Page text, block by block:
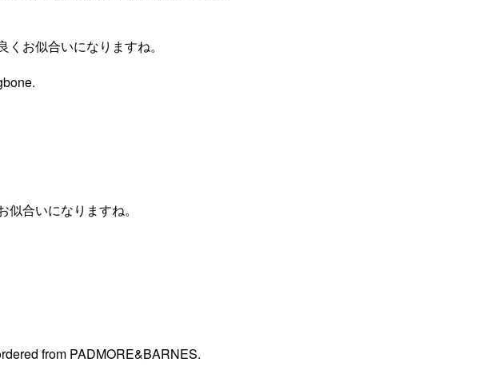
お似合いになりますね。
合いになりますね。
from PADMORE&BARNES.